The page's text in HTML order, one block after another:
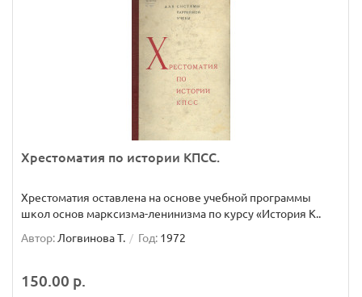
Хрестоматия по истории КПСС.
Хрестоматия оставлена на основе учебной программы
школ основ марксизма-ленинизма по курсу «История К..
Автор: Логвинова Т. Год: 1972
150.00 р.